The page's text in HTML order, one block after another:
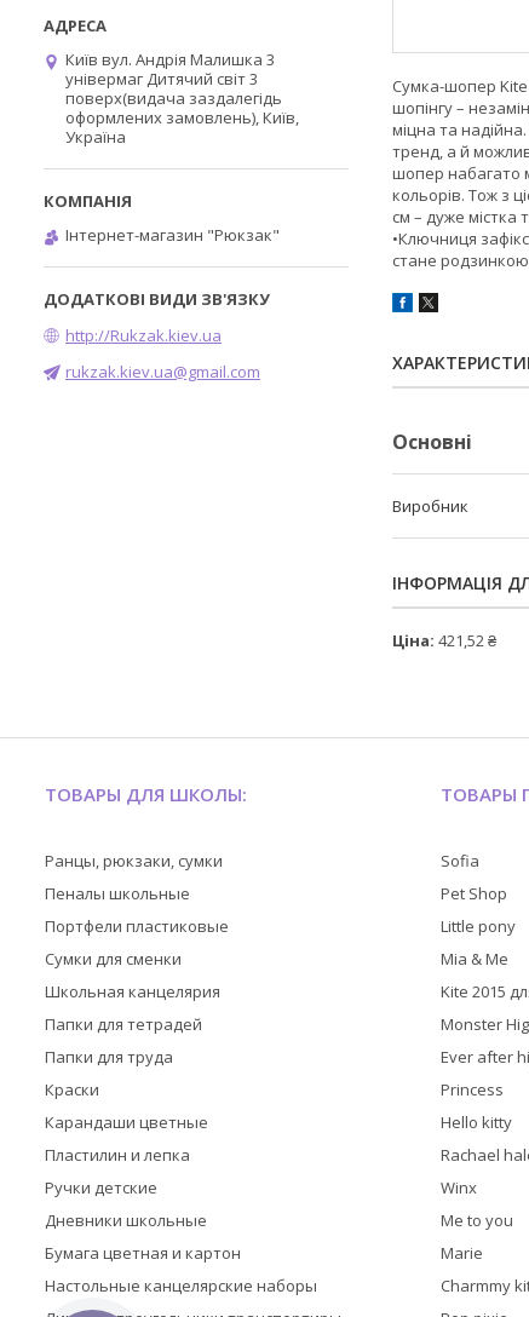
Сумка-шопер Kite
шопінгу –
міцна та
тренд, а й
шопер набагато
кольорів. Тож з
см – дуже містка
•Ключниця
стане
Основні
Виробник
ІНФОРМАЦІЯ
Ціна: 421,52 ₴
Київ вул. Андрія Малишка 3
універмаг Дитячий світ 3
поверх(видача заздалегідь
оформлених замовлень), Київ,
Україна
Інтернет-магазин "Рюкзак"
http://Rukzak.kiev.ua
rukzak.kiev.ua@gmail.com
ТОВАРЫ ДЛЯ ШКОЛЫ:
Ранцы, рюкзаки, сумки
Пеналы школьные
Портфели пластиковые
Сумки для сменки
Школьная канцелярия
Папки для тетрадей
Папки для труда
Краски
Карандаши цветные
Пластилин и лепка
Ручки детские
Дневники школьные
Бумага цветная и картон
Настольные канцелярские наборы
ТОВАРЫ
Sofia
Pet Shop
Little pony
Mia & Me
Kite 2015
Monster
Ever after
Princess
Hello kitty
Rachael
Winx
Me to you
Marie
Charmmy